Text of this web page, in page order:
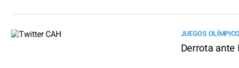
JUEGOS
Derrota ante